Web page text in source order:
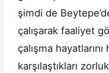
şimdi de
çalışarak faaliyet
çalışma
karşılaştıkları